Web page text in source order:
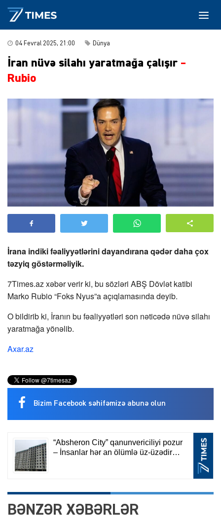
04 Fevral 2025, 21:00 Dünya
İran nüvə silahı yaratmağa çalışır –
Rubio
İrana indiki fəaliyyətlərini dayandırana qədər daha çox
təzyiq göstərməliyik.
7Times.azxəbər verir ki, bu sözləri ABŞ Dövlət katibi
Marko Rubio “Foks Nyus”a açıqlamasında deyib.
O bildirib ki, İranın bu fəaliyyətləri son nəticədə nüvə silahı
yaratmağa yönəlib.
Axar.az
Bizim Facebook səhifəmizə abunə olun
BƏNZƏR XƏBƏRLƏR